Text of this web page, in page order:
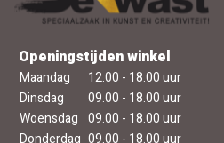
Openingstijden winkel
Maandag
12.00 - 18.00 uur
Dinsdag
09.00 - 18.00 uur
Woensdag 09.00 - 18.00 uur
Donderdag 09.00 - 18.00 uur